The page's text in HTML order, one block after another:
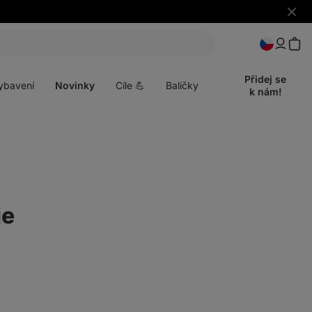
Skrýt
Novinky Cíle 💪 Balíčky
Přidej se
k nám!